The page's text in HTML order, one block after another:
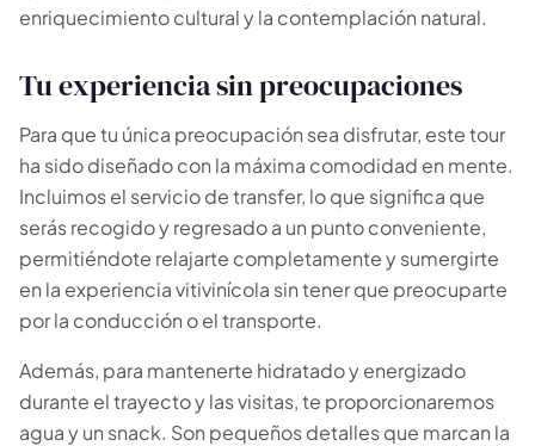
enriquecimiento cultural y la contemplación natural.
Tu experiencia sin preocupaciones
Para que tu única preocupación sea disfrutar, este tour
ha sido diseñado con la máxima comodidad en mente.
Incluimos el servicio de transfer, lo que significa que
serás recogido y regresado a un punto conveniente,
permitiéndote relajarte completamente y sumergirte
en la experiencia vitivinícola sin tener que preocuparte
por la conducción o el transporte.
Además, para mantenerte hidratado y energizado
durante el trayecto y las visitas, te proporcionaremos
agua y un snack. Son pequeños detalles que marcan la